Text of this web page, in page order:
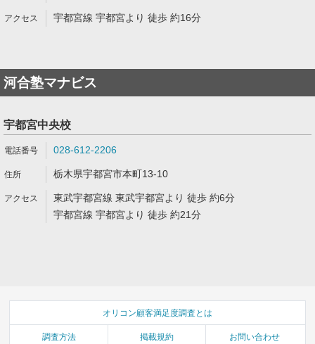
宇都宮線 宇都宮より 徒歩 約16分
河合塾マナビス
宇都宮中央校
028-612-2206
栃木県宇都宮市本町13-10
東武宇都宮線 東武宇都宮より 徒歩 約6分
宇都宮線 宇都宮より 徒歩 約21分
オリコン顧客満足度調査とは
調査方法 掲載規約 お問い合わせ